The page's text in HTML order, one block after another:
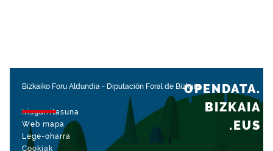
Bizkaiko Foru Aldundia - Diputación Foral de Bizkaia
Irisgarritasuna
Web mapa
Lege-oharra
Cookiak
OPENDATA.
BIZKAIA
.EUS